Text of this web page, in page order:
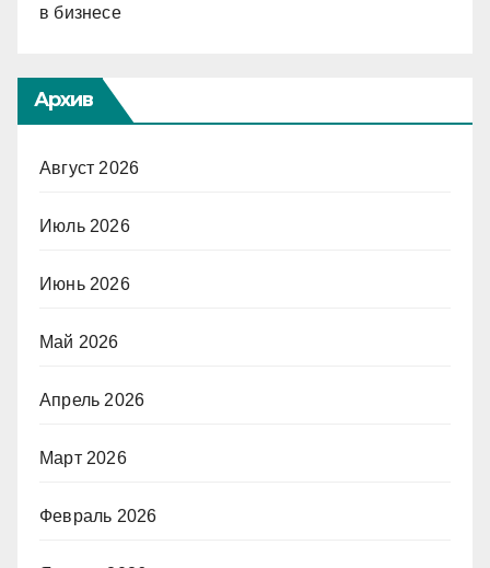
в бизнесе
Архив
Август 2026
Июль 2026
Июнь 2026
Май 2026
Апрель 2026
Март 2026
Февраль 2026